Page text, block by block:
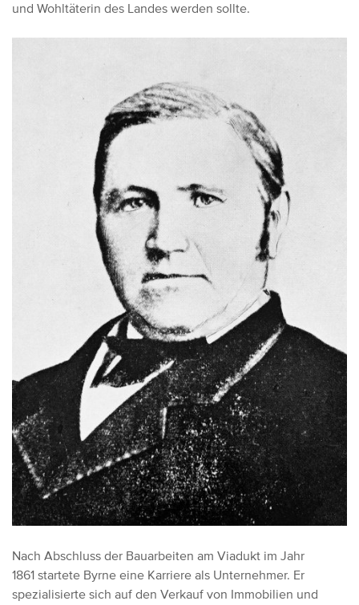
und Wohltäterin des Landes werden sollte.
Nach Abschluss der Bauarbeiten am Viadukt im Jahr
1861 startete Byrne eine Karriere als Unternehmer. Er
spezialisierte sich auf den Verkauf von Immobilien und